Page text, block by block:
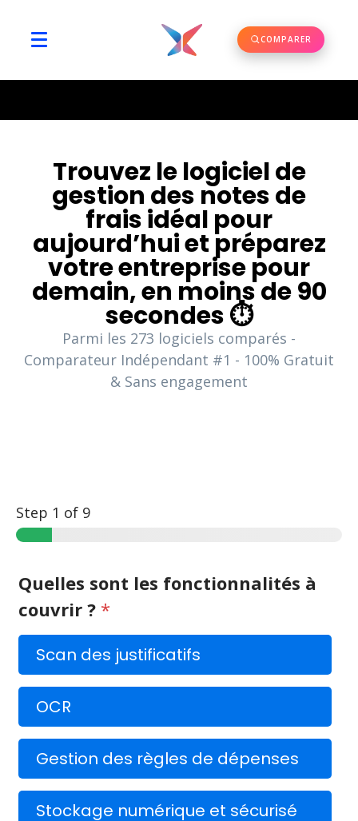
COMPARER
Trouvez le logiciel de
gestion des notes de
frais idéal pour
aujourd’hui et préparez
votre entreprise pour
demain, en moins de 90
secondes ⏱️
Parmi les 273 logiciels comparés -
Comparateur Indépendant #1 - 100% Gratuit
& Sans engagement
Step 1 of 9
Quelles sont les fonctionnalités à
couvrir ? *
Scan des justificatifs
OCR
Gestion des règles de dépenses
Stockage numérique et sécurisé